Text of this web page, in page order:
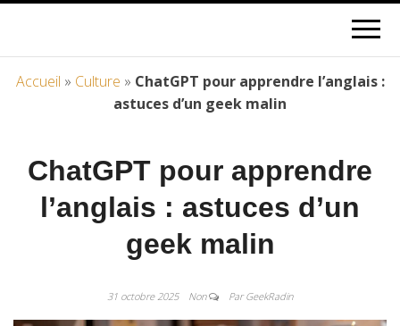
Accueil » Culture » ChatGPT pour apprendre l’anglais :
astuces d’un geek malin
ChatGPT pour apprendre
l’anglais : astuces d’un
geek malin
31 octobre 2025 Non Par GeekRadin